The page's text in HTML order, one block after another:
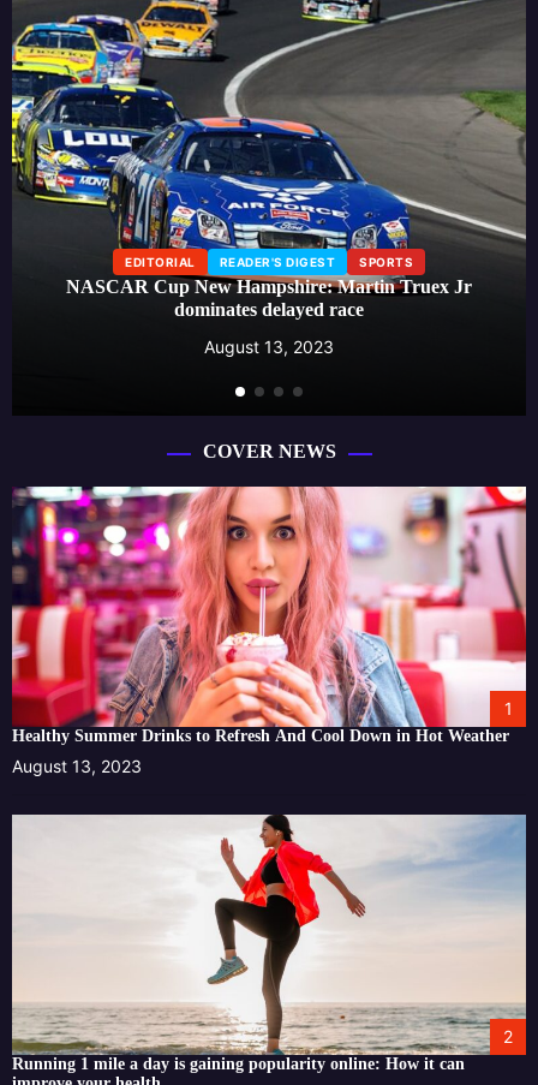
EDITORIAL LIFESTYLE READER'S DIGEST
Beauty influencer launches skincare line, creating a buzz
around effective self-care routines
August 13, 2023
COVER NEWS
1
Healthy Summer Drinks to Refresh And Cool Down in Hot Weather
August 13, 2023
2
Running 1 mile a day is gaining popularity online: How it can